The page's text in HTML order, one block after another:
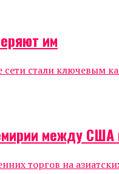
им
стали
между США
торгов на